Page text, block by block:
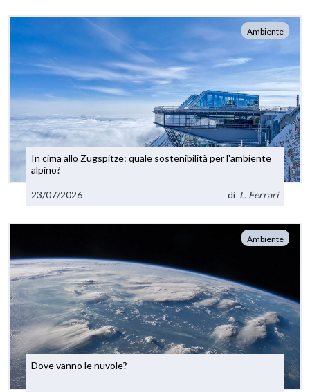
Ambiente
In cima allo Zugspitze: quale sostenibilità per l'ambiente
alpino?
23/07/2026 di L. Ferrari
Ambiente
Dove vanno le nuvole?